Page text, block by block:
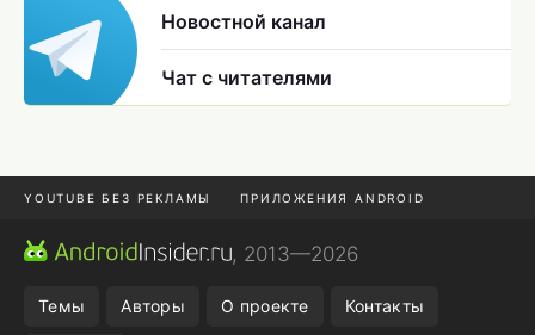
Новостной канал
Чат с читателями
YOUTUBE БЕЗ РЕКЛАМЫ ПРИЛОЖЕНИЯ ANDROID
МЕССЕНДЖЕРЫ ONE UI 8.5
, 2013—2026
Темы Авторы О проекте Контакты